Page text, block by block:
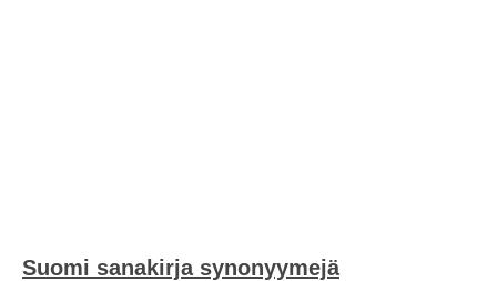
Suomi sanakirja synonyymejä